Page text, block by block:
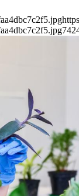
742